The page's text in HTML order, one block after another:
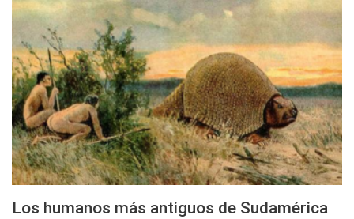
Los humanos más antiguos de Sudamérica